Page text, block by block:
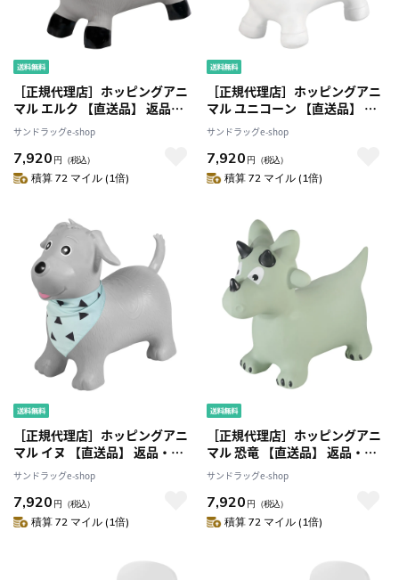
［正規代理店］ホッピングアニ
マル エルク 【直送品】 返品・
キャンセル・他商品と同時購入
は不可
サンドラッグe-shop
7,920 円 （税込）
積算 72 マイル (1倍)
［正規代理店］ホッピングアニ
マル ユニコーン 【直送品】 返
品・キャンセル・他商品と同時
購入は不可
サンドラッグe-shop
7,920 円 （税込）
積算 72 マイル (1倍)
［正規代理店］ホッピングアニ
マル イヌ 【直送品】 返品・キ
ャンセル・他商品と同時購入は
不可
サンドラッグe-shop
7,920 円 （税込）
積算 72 マイル (1倍)
［正規代理店］ホッピングアニ
マル 恐竜 【直送品】 返品・キ
ャンセル・他商品と同時購入は
不可
サンドラッグe-shop
7,920 円 （税込）
積算 72 マイル (1倍)